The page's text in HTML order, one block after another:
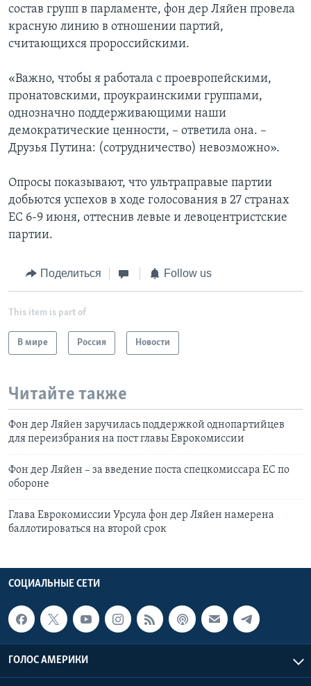
состав групп в парламенте, фон дер Ляйен провела
красную линию в отношении партий,
считающихся пророссийскими.
«Важно, чтобы я работала с проевропейскими,
пронатовскими, проукраинскими группами,
однозначно поддерживающими наши
демократические ценности, – ответила она. –
Друзья Путина: (сотрудничество) невозможно».
Опросы показывают, что ультраправые партии
добьются успехов в ходе голосования в 27 странах
ЕС 6-9 июня, оттеснив левые и левоцентристские
партии.
Поделиться Follow us
This item is part of
В мире Россия Новости
Читайте также
Фон дер Ляйен заручилась поддержкой однопартийцев
для переизбрания на пост главы Еврокомиссии
Фон дер Ляйен – за введение поста спецкомиссара ЕС по
обороне
Глава Еврокомиссии Урсула фон дер Ляйен намерена
баллотироваться на второй срок
СОЦИАЛЬНЫЕ СЕТИ
ГОЛОС АМЕРИКИ